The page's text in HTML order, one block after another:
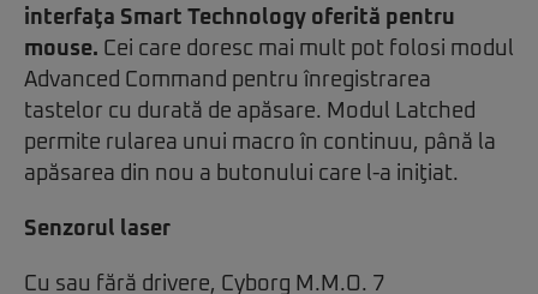
interfaţa Smart Technology oferită pentru
mouse. Cei care doresc mai mult pot folosi modul
Advanced Command pentru înregistrarea
tastelor cu durată de apăsare. Modul Latched
permite rularea unui macro în continuu, până la
apăsarea din nou a butonului care l-a iniţiat.
Senzorul laser
Cu sau fără drivere, Cyborg M.M.O. 7